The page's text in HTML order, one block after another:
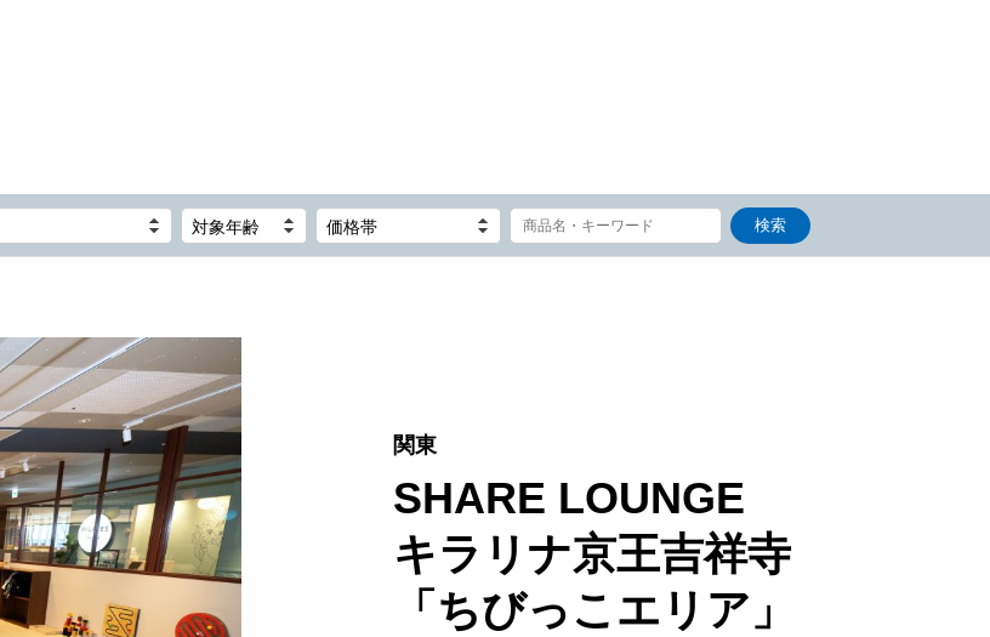
対象年齢 価格帯
関東
SHARE LOUNGE
キラリナ京王吉祥寺
「ちびっこエリア」